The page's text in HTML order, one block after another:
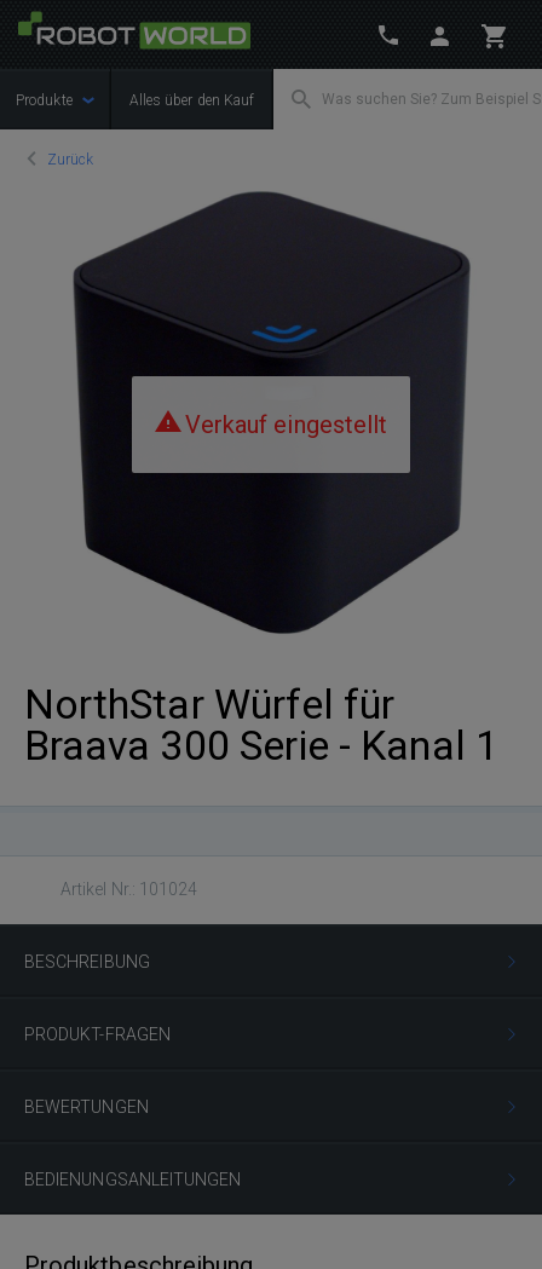
Produkte Alles über den Kauf
Zurück
Verkauf eingestellt
NorthStar Würfel für
Braava 300 Serie - Kanal 1
Artikel Nr.: 101024
BESCHREIBUNG
PRODUKT-FRAGEN
BEWERTUNGEN
BEDIENUNGSANLEITUNGEN